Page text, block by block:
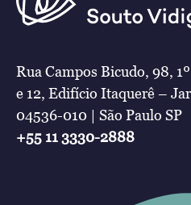
Rua Campos Bicudo, 98,
e 12, Edifício Itaquerê –
04536-010 | São Paulo SP
+55 11 3330-2888